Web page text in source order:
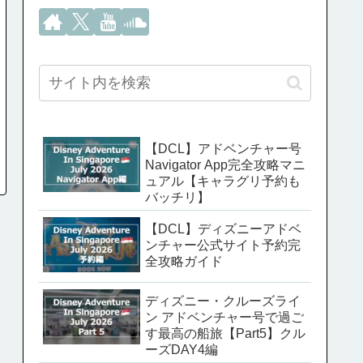
【DCL】アドベンチャー号
Navigator App完全攻略マニ
ュアル【キャラグリ予約も
バッチリ】
【DCL】ディズニーアドベ
ンチャー公式サイト予約完
全攻略ガイド
ディズニー・クルーズライ
ン アドベンチャー号で過ご
す最高の船旅【Part5】クル
ーズDAY4編